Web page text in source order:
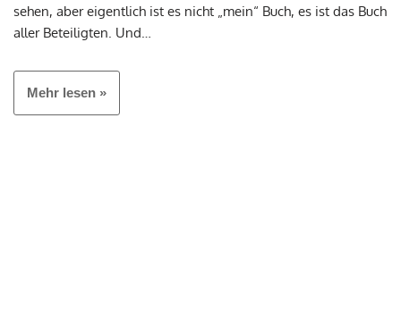
sehen, aber eigentlich ist es nicht „mein“ Buch, es ist das Buch
aller Beteiligten. Und…
Mehr lesen »